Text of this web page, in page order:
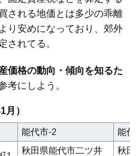
される地価とは多少の乖離
り安めになっており、郊外
されてる。
価格の動向・傾向を知るた
考にしよう。
）
能代市-2 能
秋田県能代市二ツ井 秋